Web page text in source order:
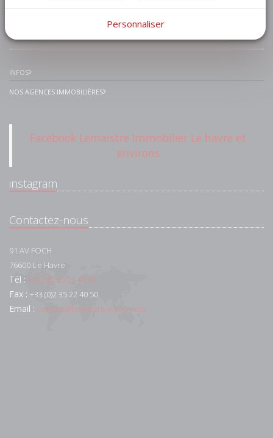
INFOS
NOS AGENCES IMMOBILIÈRES
Facebook Lemaistre Immobilier Le havre et
environs
instagram
Contactez-nous
91 AV FOCH
76600 Le Havre
Tél : +33 (0)2 35 22 44 44
Fax : +33 (0)2 35 22 40 50
Email : contact@lemaistre-immo.com
Personnaliser